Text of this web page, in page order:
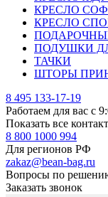
КРЕСЛО
КРЕСЛО
ПОДУШКИ
ТАЧКИ
ШТОРЫ
8 495 133-17-19
Работаем для вас с
Показать все
8 800 1000 994
Для регионов РФ
zakaz@bean-bag.ru
Вопросы по
Заказать звонок